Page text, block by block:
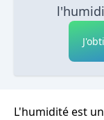
L'humidité est